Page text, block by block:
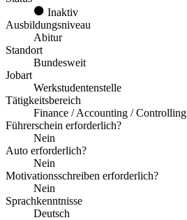
Inaktiv
Ausbildungsniveau
Abitur
Standort
Bundesweit
Jobart
Werkstudentenstelle
Tätigkeitsbereich
Finance / Accounting / Controlling
Führerschein erforderlich?
Nein
Auto erforderlich?
Nein
Motivationsschreiben erforderlich?
Nein
Sprachkenntnisse
Deutsch